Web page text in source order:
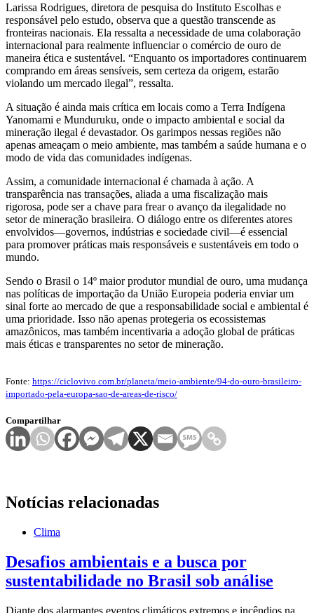
Larissa Rodrigues, diretora de pesquisa do Instituto Escolhas e
responsável pelo estudo, observa que a questão transcende as
fronteiras nacionais. Ela ressalta a necessidade de uma colaboração
internacional para realmente influenciar o comércio de ouro de
maneira ética e sustentável. “Enquanto os importadores continuarem
comprando em áreas sensíveis, sem certeza da origem, estarão
violando um mercado ilegal”, ressalta.
A situação é ainda mais crítica em locais como a Terra Indígena
Yanomami e Munduruku, onde o impacto ambiental e social da
mineração ilegal é devastador. Os garimpos nessas regiões não
apenas ameaçam o meio ambiente, mas também a saúde humana e o
modo de vida das comunidades indígenas.
Assim, a comunidade internacional é chamada à ação. A
transparência nas transações, aliada a uma fiscalização mais
rigorosa, pode ser a chave para frear o avanço da ilegalidade no
setor de mineração brasileira. O diálogo entre os diferentes atores
envolvidos—governos, indústrias e sociedade civil—é essencial
para promover práticas mais responsáveis e sustentáveis em todo o
mundo.
Sendo o Brasil o 14º maior produtor mundial de ouro, uma mudança
nas políticas de importação da União Europeia poderia enviar um
sinal forte ao mercado de que a responsabilidade social e ambiental é
uma prioridade. Isso não apenas protegeria os ecossistemas
amazônicos, mas também incentivaria a adoção global de práticas
mais éticas e transparentes no setor de mineração.
Fonte: https://ciclovivo.com.br/planeta/meio-ambiente/94-do-ouro-brasileiro-
importado-pela-europa-sao-de-areas-de-risco/
Compartilhar
Notícias relacionadas
Clima
Desafios ambientais e a busca por
sustentabilidade no Brasil sob análise
Diante dos alarmantes eventos climáticos extremos e incêndios na